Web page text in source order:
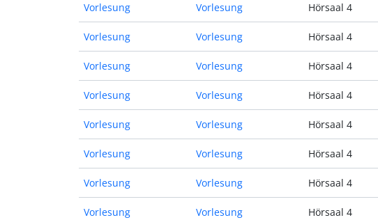
Vorlesung Vorlesung Hörsaal 4
Vorlesung Vorlesung Hörsaal 4
Vorlesung Vorlesung Hörsaal 4
Vorlesung Vorlesung Hörsaal 4
Vorlesung Vorlesung Hörsaal 4
Vorlesung Vorlesung Hörsaal 4
Vorlesung Vorlesung Hörsaal 4
Vorlesung Vorlesung Hörsaal 4